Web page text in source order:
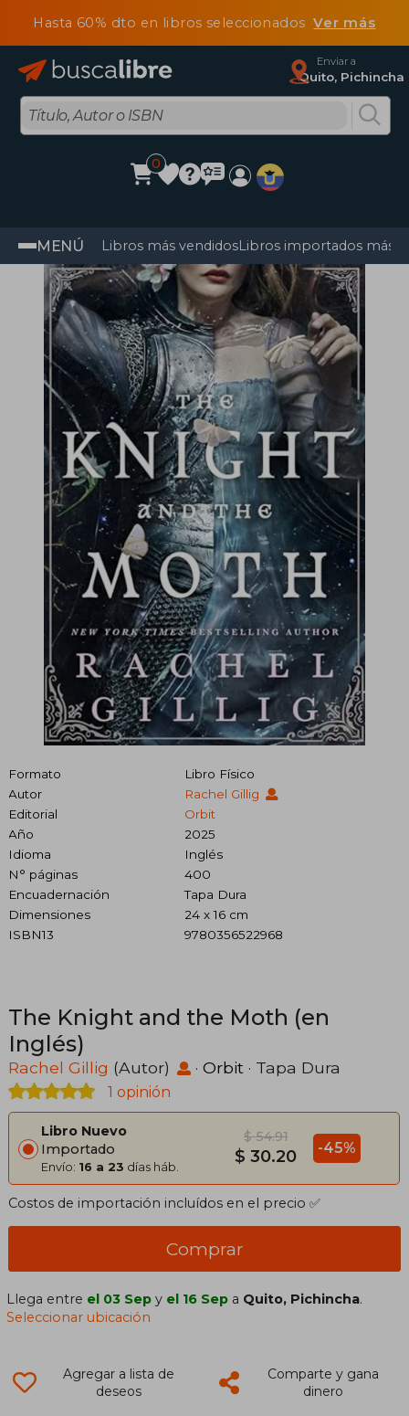
Hasta 60% dto en libros seleccionadosVer más
Enviar a
Quito, Pichincha
0
MENÚ Libros más vendidosLibros importados más
Formato
Libro Físico
Autor
Rachel Gillig
Editorial
Orbit
Año
2025
Idioma
Inglés
N° páginas
400
Encuadernación
Tapa Dura
Dimensiones
24 x 16 cm
ISBN13
9780356522968
The Knight and the Moth (en
Inglés)
Rachel Gillig (Autor) · Orbit · Tapa Dura
1 opinión
Libro Nuevo
Importado
Envío: 16 a 23 días háb.
$ 54.91
$ 30.20 -45%
Costos de importación incluídos en el precio ✅
Comprar
Llega entre el 03 Sep y el 16 Sep a Quito, Pichincha.
Seleccionar ubicación
Agregar a lista de
deseos
Comparte y gana
dinero